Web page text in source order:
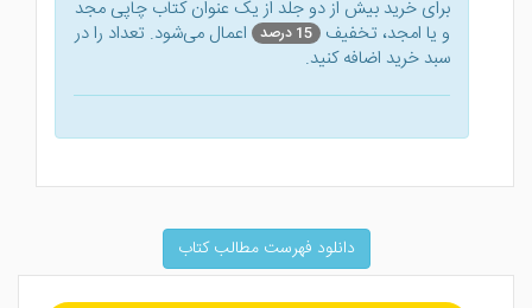
برای خرید بیش از دو جلد از یک عنوان کتاب‌ چاپی مجد
و یا امجد، تخفیف 15 درصد
اعمال می‌شود. تعداد را در
سبد خرید اضافه کنید.
دانلود فهرست مطالب کتاب